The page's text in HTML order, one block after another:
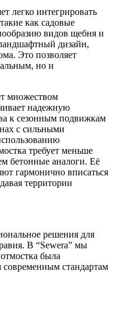
легко интегрировать
как садовые
видов щебня и
дизайн,
Это позволяет
но и
множеством
надежную
к сезонным подвижкам
с сильными
требует меньше
бетонные аналоги. Её
гармонично вписаться
территории
решения для
В “Sewera” мы
была
современным стандартам